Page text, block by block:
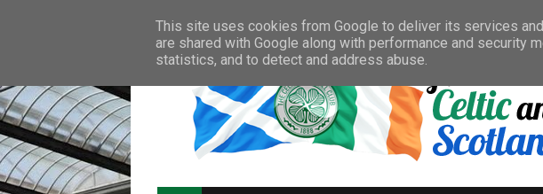
This site uses cookies from Google to deliver its services
are shared with Google along with performance and security
statistics, and to detect and address abuse.